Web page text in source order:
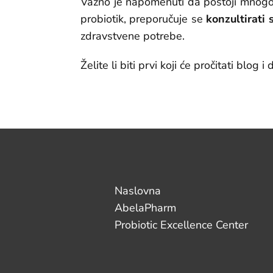
probiotik, preporučuje se konzultirati
zdravstvene potrebe.
Želite li biti prvi koji će pročitati blog i
Naslovna
AbelaPharm
Probiotic Excellence Center